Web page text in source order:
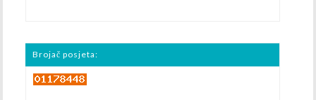
Brojač posjeta: